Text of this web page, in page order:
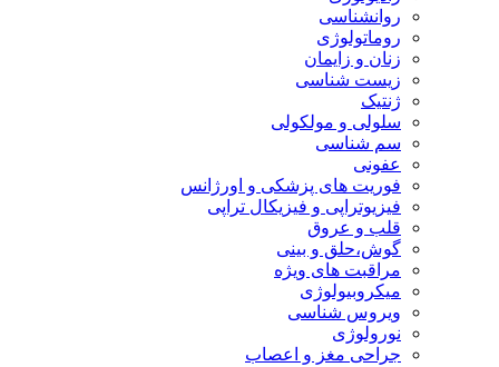
روانشناسی
روماتولوژی
زنان و زایمان
زیست شناسی
ژنتیک
سلولی و مولکولی
سم شناسی
عفونی
فوریت های پزشکی و اورژانس
فیزیوتراپی و فیزیکال تراپی
قلب و عروق
گوش،حلق و بینی
مراقبت های ویژه
میکروبیولوژی
ویروس شناسی
نورولوژی
جراحی مغز و اعصاب